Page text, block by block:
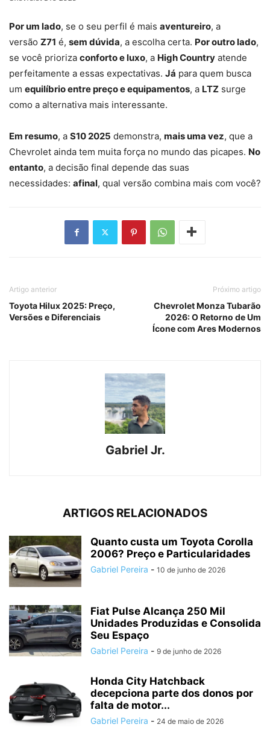
Por um lado, se o seu perfil é mais aventureiro, a
versão Z71 é, sem dúvida, a escolha certa. Por outro lado,
se você prioriza conforto e luxo, a High Country atende
perfeitamente a essas expectativas. Já para quem busca
um equilíbrio entre preço e equipamentos, a LTZ surge
como a alternativa mais interessante.
Em resumo, a S10 2025 demonstra, mais uma vez, que a
Chevrolet ainda tem muita força no mundo das picapes. No
entanto, a decisão final depende das suas
necessidades: afinal, qual versão combina mais com você?
Artigo anterior
Toyota Hilux 2025: Preço,
Versões e Diferenciais
Próximo artigo
Chevrolet Monza Tubarão
2026: O Retorno de Um
Ícone com Ares Modernos
Gabriel Jr.
ARTIGOS RELACIONADOS
Quanto custa um Toyota Corolla
2006? Preço e Particularidades
Gabriel Pereira - 10 de junho de 2026
Fiat Pulse Alcança 250 Mil
Unidades Produzidas e Consolida
Seu Espaço
Gabriel Pereira - 9 de junho de 2026
Honda City Hatchback
decepciona parte dos donos por
falta de motor...
Gabriel Pereira - 24 de maio de 2026